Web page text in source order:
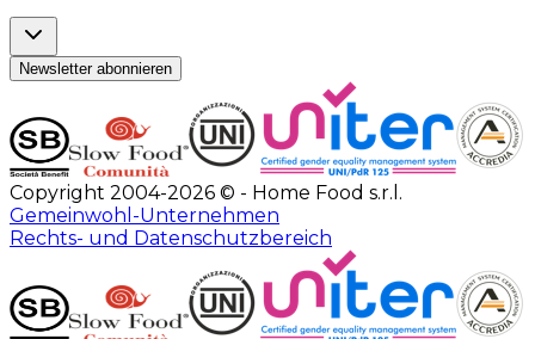
Newsletter abonnieren
Copyright 2004-2026 © - Home Food s.r.l.
Gemeinwohl-Unternehmen
Rechts- und Datenschutzbereich